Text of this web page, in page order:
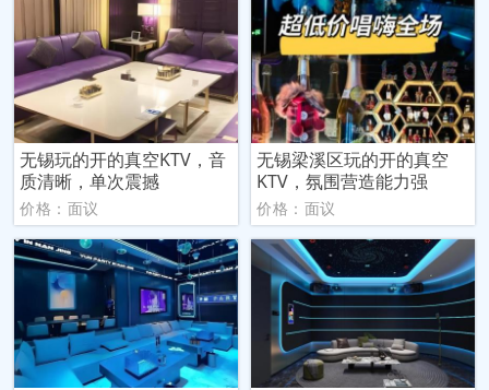
无锡玩的开的真空KTV，音
质清晰，单次震撼
价格：面议
无锡梁溪区玩的开的真空
KTV，氛围营造能力强
价格：面议